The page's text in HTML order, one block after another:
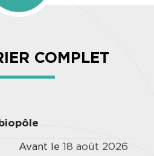
COMPLET
Avant le 18 août 2026